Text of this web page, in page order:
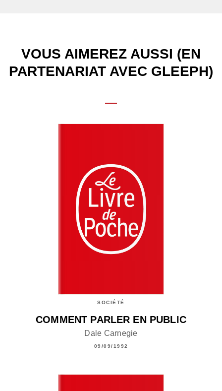
VOUS AIMEREZ AUSSI (EN
PARTENARIAT AVEC GLEEPH)
SOCIÉTÉ
COMMENT PARLER EN PUBLIC
Dale Carnegie
09/09/1992